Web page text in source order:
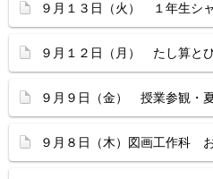
９月１３日（火） １年生シ
９月１２日（月） たし算と
９月９日（金） 授業参観・
９月８日（木）図画工作科